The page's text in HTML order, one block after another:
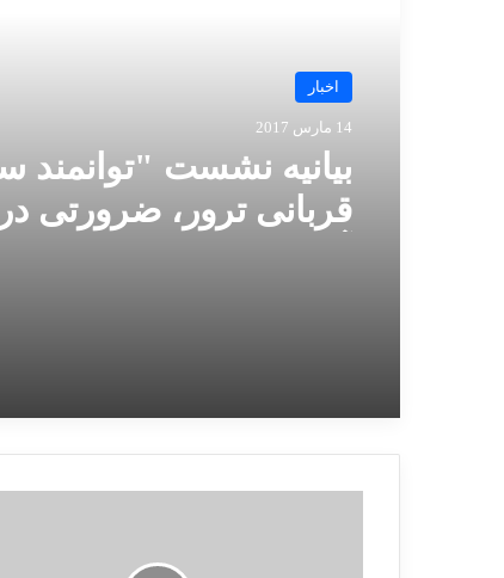
اخبار
14 مارس 2017
بیانیه نشست "توانمند
قربانی ترور، ضرورتی در